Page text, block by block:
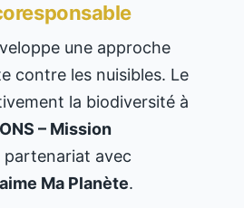
une approche
contre les nuisibles. Le
la biodiversité à
– Mission
partenariat avec
Ma Planète.